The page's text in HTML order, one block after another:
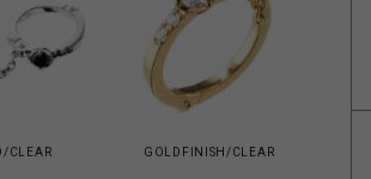
CLEAR GOLDFINISH/CLEAR